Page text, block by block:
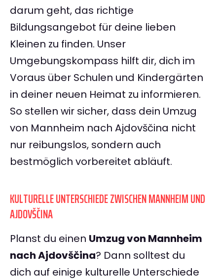
darum geht, das richtige
Bildungsangebot für deine lieben
Kleinen zu finden. Unser
Umgebungskompass hilft dir, dich im
Voraus über Schulen und Kindergärten
in deiner neuen Heimat zu informieren.
So stellen wir sicher, dass dein Umzug
von Mannheim nach Ajdovščina nicht
nur reibungslos, sondern auch
bestmöglich vorbereitet abläuft.
KULTURELLE UNTERSCHIEDE ZWISCHEN MANNHEIM UND
AJDOVŠČINA
Planst du einen Umzug von Mannheim
nach Ajdovščina? Dann solltest du
dich auf einige kulturelle Unterschiede